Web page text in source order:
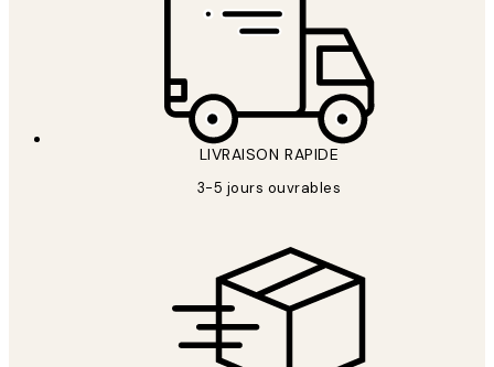
LIVRAISON RAPIDE
3-5 jours ouvrables